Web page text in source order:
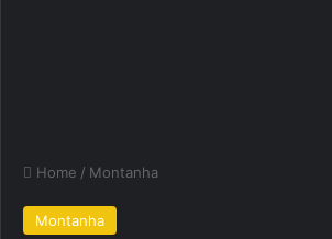
Home / Montanha
Montanha